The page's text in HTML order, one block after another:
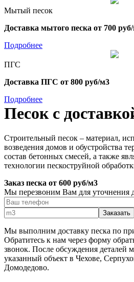
Мытый песок
Доставка мытого песка от 700
Подробнее
ПГС
Доставка ПГС от 800 руб/м3
Подробнее
Песок с
Строительный песок – материал,
возведения домов и обустройства
состав бетонных смесей, а также
технологии пескоструйной
Заказ песка от 600 руб/м3
Мы перезвоним Вам для уточнения
Мы выполним доставку песка по
Обратитесь к нам через форму
звонок. После обсуждения деталей
указанный объект в Чехове,
Домодедово.